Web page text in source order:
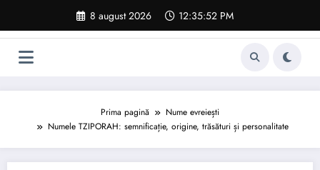
conținut
8 august 2026 12:35:53 PM
Prima pagină
Nume evreiești
Numele TZIPORAH: semnificație, origine, trăsături și personalitate